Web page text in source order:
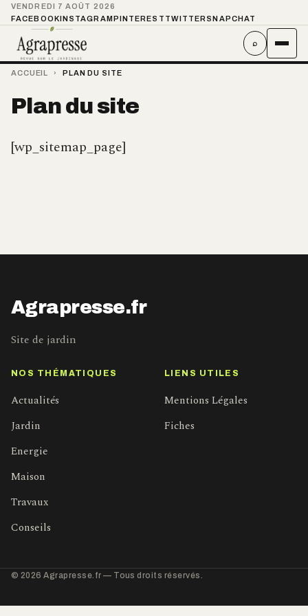
VENDREDI 7 AOÛT 2026
FACEBOOKINSTAGRAMPINTEREST TWITTER SNAPCHAT
⌕
ACCUEIL › PLAN DU SITE
Plan du site
[wp_sitemap_page]
Agrapresse.fr
Site de jardin
NOS THÉMATIQUES
Actualités
Jardin
Energie
Maison
Travaux
Conseils
LIENS UTILES
Mentions Légales
Fiches
© 2026 Agrapresse.fr — Tous droits réservés.